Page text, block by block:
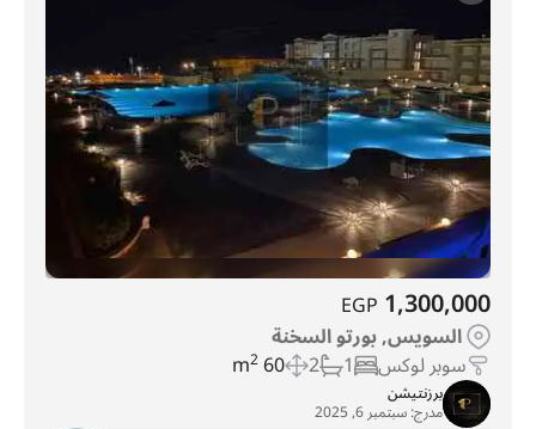
1,300,000
EGP
السويس, بورتو السخنة
سوبر لوكس 1
2
60 m
2
برزنتيشن
مدرج:سبتمبر 6, 2025